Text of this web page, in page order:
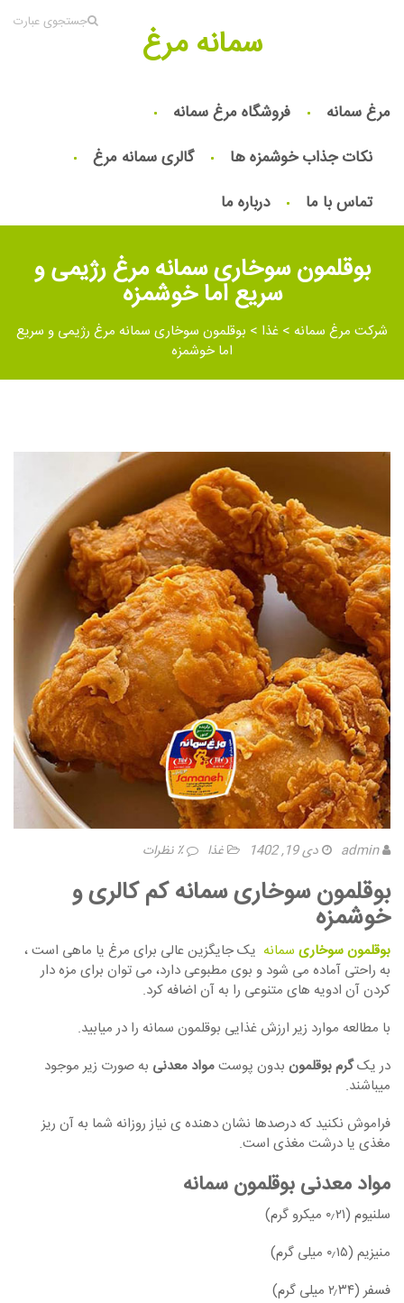
جستجوی عبارت سمانه مرغ
مرغ سمانه
فروشگاه مرغ سمانه
نکات جذاب خوشمزه ها
گالری سمانه مرغ
تماس با ما
درباره ما
بوقلمون سوخاری سمانه مرغ رژیمی و
سریع اما خوشمزه
شرکت مرغ سمانه > غذا > بوقلمون سوخاری سمانه مرغ رژیمی و سریع
اما خوشمزه
admin دی 19, 1402 غذا ٪ نظرات
بوقلمون سوخاریسمانه کم کالری و
خوشمزه
بوقلمون سوخاری سمانه یک جایگزین عالی برای مرغ یا ماهی است ،
به راحتی آماده می شود و بوی مطبوعی دارد، می توان برای مزه دار
کردن آن ادویه های متنوعی را به آن اضافه کرد.
با مطالعه موارد زیر ارزش غذایی بوقلمون سمانه را در میابید.
در یکگرم بوقلمون بدون پوستمواد معدنی به صورت زیر موجود
میباشند.
فراموش نکنید که درصدها نشان دهنده ی نیاز روزانه شما به آن ریز
مغذی یا درشت مغذی است.
مواد معدنی بوقلمون سمانه
سلنیوم (۰٫۲۱ میکرو گرم)
منیزیم (۰٫۱۵ میلی گرم)
فسفر (۲٫۳۴ میلی گرم)